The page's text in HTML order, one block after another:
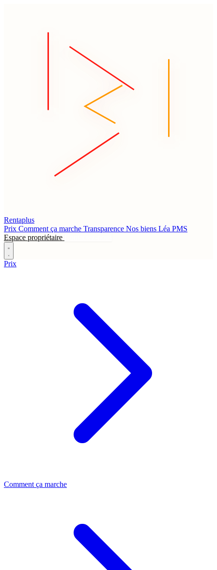
Rentaplus
Prix Comment ça marche Transparence Nos biens Léa PMS
Espace propriétaire
Prix
Comment ça marche